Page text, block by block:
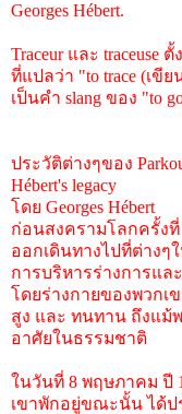
Georges Hébert.
Traceur และ traceuse
ที่แปลว่า "to trace (เขี
เป็นคำ slang ของ "to
ประวัติต่างๆของ
Hébert's legacy
โดย Georges Hébert
ก่อนสงครามโลกครั้งที่
ออกเดินทางไปที่ต่างๆ
การบริหารร่างการแล
โดยร่างกายของพวกเ
สูง และ ทนทาน ถึงแม้
อาศัยในธรรมชาติ
ในวันที่ 8 พฤษภาคม ปี
เขาพักอยู่ขณะนั้น ได้ป